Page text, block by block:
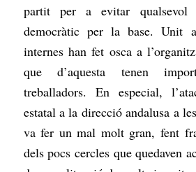
partit per a evitar qualsevol
democràtic per la base. Unit
internes han fet osca a
que d’aquesta tenen
treballadors. En especial,
estatal a la direcció andalusa a
va fer un mal molt gran, fent
dels pocs cercles que quedaven